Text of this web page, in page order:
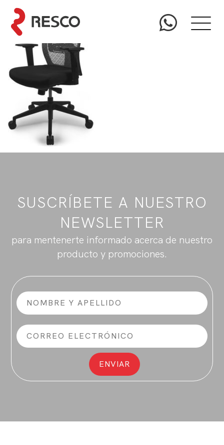
SUSCRÍBETE A NUESTRO
NEWSLETTER
para mentenerte informado acerca de nuestro
producto y promociones.